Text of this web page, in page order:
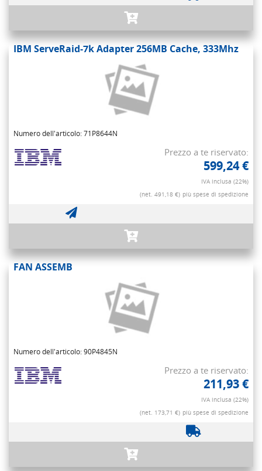
IBM ServeRaid-7k Adapter 256MB Cache, 333Mhz
Numero dell'articolo: 71P8644N
Prezzo a te riservato:
599,24 €
IVA inclusa (22%)
(net. 491,18 €) più spese di spedizione
FAN ASSEMB
Numero dell'articolo: 90P4845N
Prezzo a te riservato:
211,93 €
IVA inclusa (22%)
(net. 173,71 €) più spese di spedizione